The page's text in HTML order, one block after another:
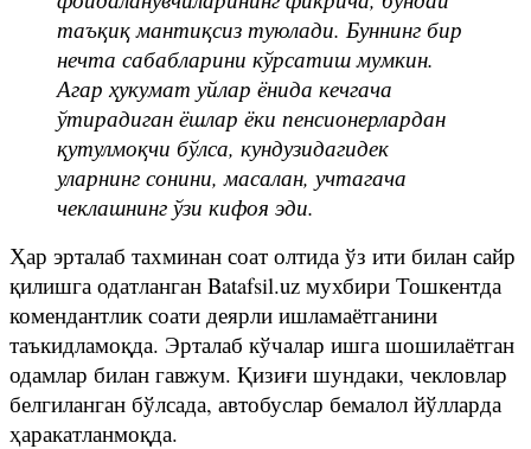
таъқиқ мантиқсиз туюлади. Буннинг бир
нечта сабабларини кўрсатиш мумкин.
Агар ҳукумат уйлар ёнида кечгача
ўтирадиган ёшлар ёки пенсионерлардан
қутулмоқчи бўлса, кундузидагидек
уларнинг сонини, масалан, учтагача
чеклашнинг ўзи кифоя эди.
Ҳар эрталаб тахминан соат олтида ўз ити билан сайр
қилишга одатланган Batafsil.uz мухбири Тошкентда
комендантлик соати деярли ишламаётганини
таъкидламоқда. Эрталаб кўчалар ишга шошилаётган
одамлар билан гавжум. Қизиғи шундаки, чекловлар
белгиланган бўлсада, автобуслар бемалол йўлларда
ҳаракатланмоқда.